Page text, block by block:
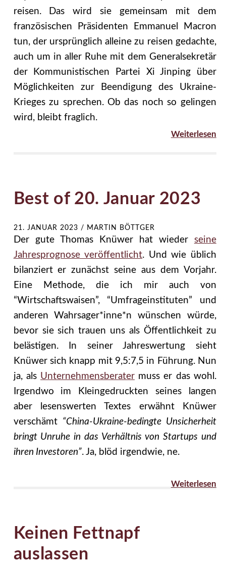
reisen. Das wird sie gemeinsam mit dem
französischen Präsidenten Emmanuel Macron
tun, der ursprünglich alleine zu reisen gedachte,
auch um in aller Ruhe mit dem Generalsekretär
der Kommunistischen Partei Xi Jinping über
Möglichkeiten zur Beendigung des Ukraine-
Krieges zu sprechen. Ob das noch so gelingen
wird, bleibt fraglich.
Weiterlesen
Best of 20. Januar 2023
21. JANUAR 2023 / MARTIN BÖTTGER
Der gute Thomas Knüwer hat wieder seine
Jahresprognose veröffentlicht. Und wie üblich
bilanziert er zunächst seine aus dem Vorjahr.
Eine Methode, die ich mir auch von
“Wirtschaftswaisen”, “Umfrageinstituten” und
anderen Wahrsager*inne*n wünschen würde,
bevor sie sich trauen uns als Öffentlichkeit zu
belästigen. In seiner Jahreswertung sieht
Knüwer sich knapp mit 9,5:7,5 in Führung. Nun
ja, als Unternehmensberater muss er das wohl.
Irgendwo im Kleingedruckten seines langen
aber lesenswerten Textes erwähnt Knüwer
verschämt “China-Ukraine-bedingte Unsicherheit
bringt Unruhe in das Verhältnis von Startups und
ihren Investoren”. Ja, blöd irgendwie, ne.
Weiterlesen
Keinen Fettnapf
auslassen